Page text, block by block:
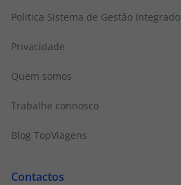
Politica Sistema de Gestão Integrado
Privacidade
Quem somos
Trabalhe connosco
Blog TopViagens
Contactos